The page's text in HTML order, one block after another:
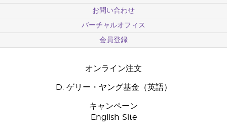
お問い合わせ
バーチャルオフィス
会員登録
オンライン注文
D. ゲリー・ヤング基金（英語）
キャンペーン
English Site